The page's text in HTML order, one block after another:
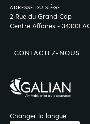
ADRESSE DU SIÈGE
2 Rue du Grand Cap
Centre Affaires - 34300
CONTACTEZ-NOUS
Changer la langue